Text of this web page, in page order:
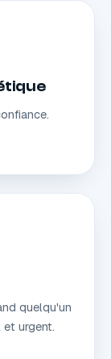
quelqu'un
urgent.